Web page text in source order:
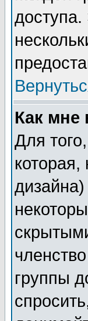
Как мне
Для
которая,
группы